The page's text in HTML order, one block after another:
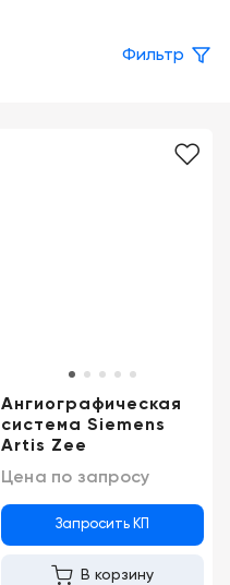
Фильтр
Ангиографическая
система Siemens
Artis Zee
Цена по запросу
Запросить КП
В корзину